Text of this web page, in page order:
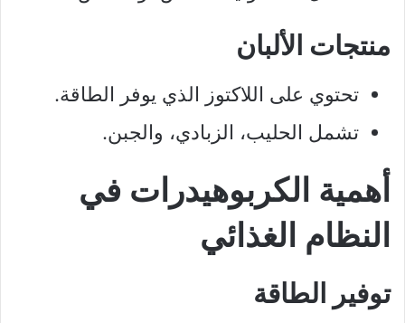
منتجات الألبان
تحتوي على اللاكتوز الذي يوفر الطاقة.
تشمل الحليب، الزبادي، والجبن.
أهمية الكربوهيدرات في
النظام الغذائي
توفير الطاقة